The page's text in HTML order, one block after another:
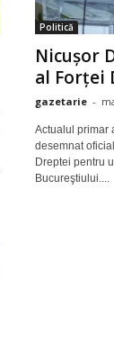
Politică
Nicuşor
al Forţei
gazetarie -
Actualul primar
desemnat
Dreptei pentru
Bucureştiului....